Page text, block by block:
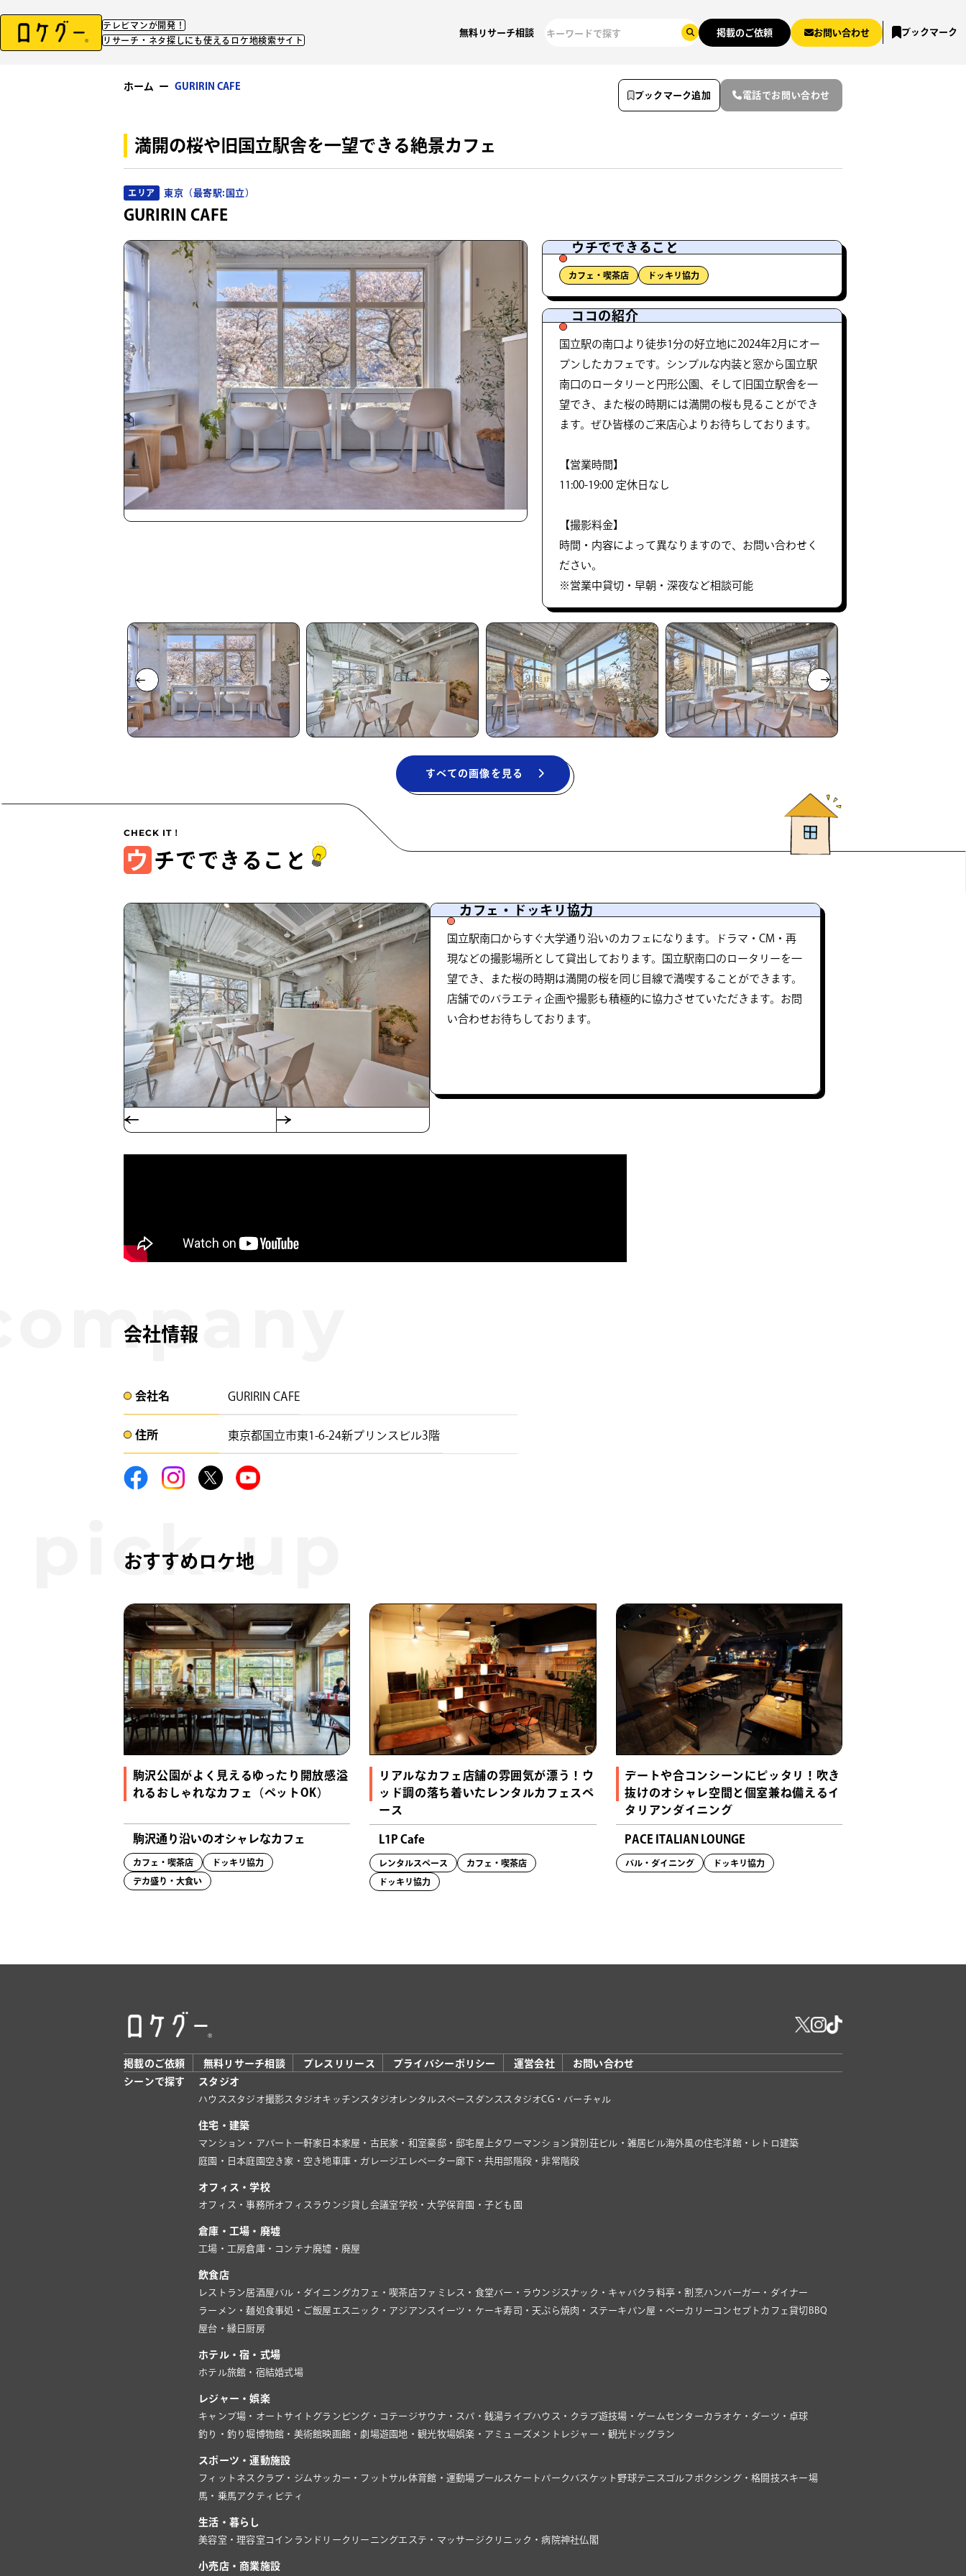
テレビマンが開発！
リサーチ・ネタ探しにも使えるロケ地検索サイト
無料リサーチ相談 掲載のご依頼 お問い合わせ ブックマーク
ホーム ー GURIRIN CAFE
満開の桜や旧国立駅舎を一望できる絶景カフェ
エリア 東京（最寄駅:国立）
GURIRIN CAFE
ウチでできること
カフェ・喫茶店 ドッキリ協力
ココの紹介
国立駅の南口より徒歩1分の好立地に2024年2月にオー
プンしたカフェです。シンプルな内装と窓から国立駅
南口のロータリーと円形公園、そして旧国立駅舎を一
望でき、また桜の時期には満開の桜も見ることができ
ます。ぜひ皆様のご来店心よりお待ちしております。
【営業時間】
11:00-19:00 定休日なし
【撮影料金】
時間・内容によって異なりますので、お問い合わせく
ださい。
※営業中貸切・早朝・深夜など相談可能
すべての画像を見る
ウ チでできること
カフェ・ドッキリ協力
国立駅南口からすぐ大学通り沿いのカフェになります。ドラマ・CM・再
現などの撮影場所として貸出しております。国立駅南口のロータリーを一
望でき、また桜の時期は満開の桜を同じ目線で満喫することができます。
店舗でのバラエティ企画や撮影も積極的に協力させていただきます。お問
い合わせお待ちしております。
会社情報
会社名​ GURIRIN CAFE
住所​​ 東京都国立市東1-6-24新プリンスビル3階 ​
おすすめロケ地
駒沢公園がよく見えるゆったり開放感溢
れるおしゃれなカフェ（ペットOK）
駒沢通り沿いのオシャレなカフェ
カフェ・喫茶店 ドッキリ協力
デカ盛り・大食い
リアルなカフェ店舗の雰囲気が漂う！ウ
ッド調の落ち着いたレンタルカフェスペ
ース
L1P Cafe
レンタルスペース カフェ・喫茶店
ドッキリ協力
デートや合コンシーンにピッタリ！吹き
抜けのオシャレ空間と個室兼ね備えるイ
タリアンダイニング
PACE ITALIAN LOUNGE
バル・ダイニング ドッキリ協力
ブックマーク追加 電話でお問い合わせ
掲載のご依頼 無料リサーチ相談 プレスリリース プライバシーポリシー 運営会社
お問い合わせ
シーンで探す
スタジオ
ハウススタジオ撮影スタジオキッチンスタジオ レンタルスペース ダンススタジオCG・バーチャル
住宅・建築
マンション・アパート 一軒家 日本家屋・古民家・和室豪邸・邸宅屋上タワーマンション貸別荘ビル・雑居ビル海外風の住宅洋館・レトロ建築
庭園・日本庭園 空き家・空き地 車庫・ガレージ エレベーター廊下・共用部階段・非常階段
オフィス・学校
オフィス・事務所オフィスラウンジ貸し会議室学校・大学保育園・子ども園
倉庫・工場・廃墟
工場・工房倉庫・コンテナ廃墟・廃屋
飲食店
レストラン居酒屋バル・ダイニングカフェ・喫茶店ファミレス・食堂バー・ラウンジ スナック・キャバクラ 料亭・割烹ハンバーガー・ダイナー
ラーメン・麺処食事処・ご飯屋 エスニック・アジアン スイーツ・ケーキ寿司・天ぷら焼肉・ステーキ パン屋・ベーカリー コンセプトカフェ貸切BBQ
屋台・縁日 厨房
ホテル・宿・式場
ホテル旅館・宿結婚式場
レジャー・娯楽
キャンプ場・オートサイト グランピング・コテージサウナ・スパ・銭湯ライブハウス・クラブ遊技場・ゲームセンターカラオケ・ダーツ・卓球
釣り・釣り堀博物館・美術館映画館・劇場遊園地・観光牧場娯楽・アミューズメント レジャー・観光 ドッグラン
スポーツ・運動施設
フィットネスクラブ・ジム サッカー・フットサル体育館・運動場プールスケートパーク バスケット 野球テニス ゴルフ ボクシング・格闘技スキー場
馬・乗馬アクティビティ
生活・暮らし
美容室・理容室 コインランドリー クリーニングエステ・マッサージ クリニック・病院神社仏閣
小売店・商業施設